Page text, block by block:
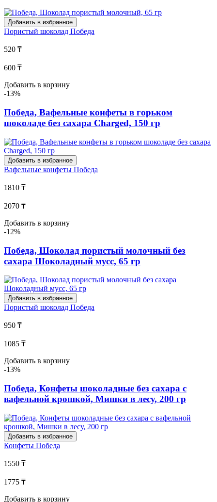
Добавить в избранное
Пористый шоколад Победа
520 ₸
600 ₸
Добавить в корзину
-13%
Победа, Вафельные конфеты в горьком
шоколаде без сахара Charged, 150 гр
Добавить в избранное
Вафельные конфеты Победа
1810 ₸
2070 ₸
Добавить в корзину
-12%
Победа, Шоколад пористый молочный без
сахара Шоколадный мусс, 65 гр
Добавить в избранное
Пористый шоколад Победа
950 ₸
1085 ₸
Добавить в корзину
-13%
Победа, Конфеты шоколадные без сахара с
вафельной крошкой, Мишки в лесу, 200 гр
Добавить в избранное
Конфеты Победа
1550 ₸
1775 ₸
Добавить в корзину